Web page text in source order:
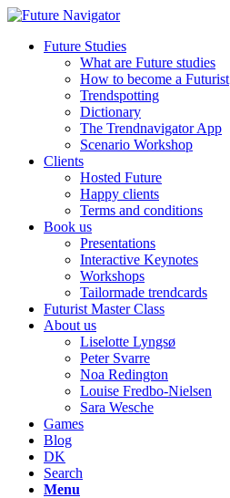
Future Studies
What are Future studies
How to become a Futurist
Trendspotting
Dictionary
The Trendnavigator App
Scenario Workshop
Clients
Hosted Future
Happy clients
Terms and conditions
Book us
Presentations
Interactive Keynotes
Workshops
Tailormade trendcards
Futurist Master Class
About us
Liselotte Lyngsø
Peter Svarre
Noa Redington
Louise Fredbo-Nielsen
Sara Wesche
Games
Blog
DK
Search
Menu